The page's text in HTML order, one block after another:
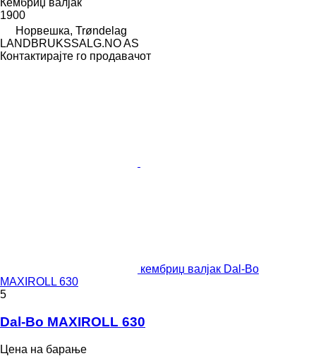
Кембриџ валјак
1900
Норвешка, Trøndelag
LANDBRUKSSALG.NO AS
Контактирајте го продавачот
кембриџ валјак Dal-Bo
MAXIROLL 630
5
Dal-Bo MAXIROLL 630
Цена на барање